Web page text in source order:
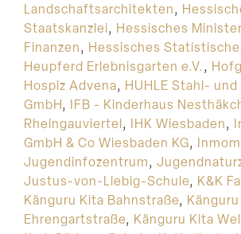
Landschaftsarchitekten,
Staatskanzlei, Hessisches
Finanzen, Hessisches
Heupferd Erlebnisgarten e.V.,
Hospiz Advena, HUHLE Stahl-
GmbH, IFB - Kinderhaus
Rheingauviertel, IHK Wiesbaden,
GmbH & Co Wiesbaden KG,
Jugendinfozentrum,
Justus-von-Liebig-Schule, K&K
Känguru Kita Bahnstraße,
Ehrengartstraße, Känguru Kita